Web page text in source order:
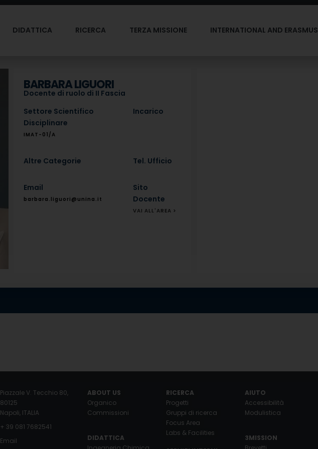
DIDATTICA RICERCA TERZA MISSIONE INTERNATIONAL AND ERASMUS
BARBARA LIGUORI
Docente di ruolo di II Fascia
Settore Scientifico
Disciplinare
IMAT-01/A
Incarico
Altre Categorie Tel. Ufficio
Email
barbara.liguori@unina.it
Sito
Docente
VAI ALL'AREA >
Piazzale V. Tecchio 80,
80125
Napoli, ITALIA
+ 39 081 7682541
Email
ABOUT US
Organico
Commissioni
DIDATTICA
RICERCA
Progetti
Gruppi di ricerca
Focus Area
Labs & Facilities
AIUTO
Accessibilità
Modulistica
3MISSION